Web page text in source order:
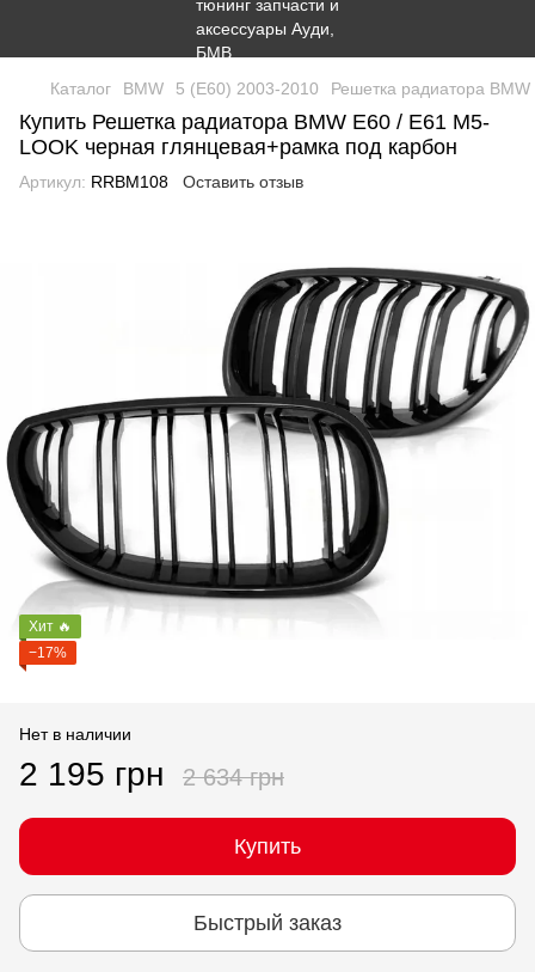
Каталог BMW 5 (E60) 2003-2010 Решетка радиатора
Купить Решетка радиатора BMW E60 / E61 M5-
LOOK черная глянцевая+рамка под карбон
Артикул: RRBM108 Оставить отзыв
Хит 🔥
−17%
Нет в наличии
2 195 грн 2 634 грн
Купить
Быстрый заказ